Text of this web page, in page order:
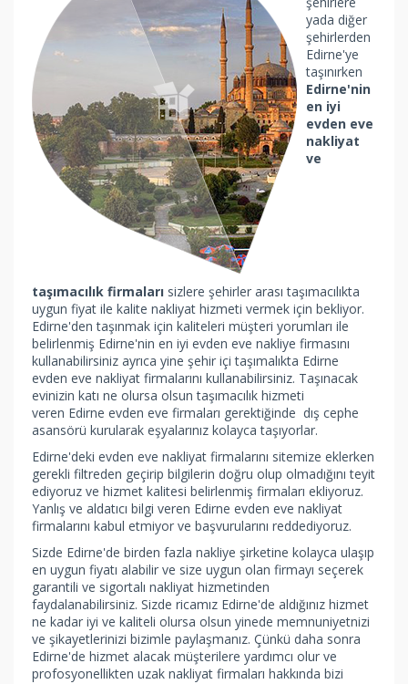
yada diğer
şehirlerden
Edirne'ye
taşınırken
Edirne'nin
en iyi
evden eve
nakliyat
ve
taşımacılık firmaları sizlere şehirler arası taşımacılıkta
uygun fiyat ile kalite nakliyat hizmeti vermek için bekliyor.
Edirne'den taşınmak için kaliteleri müşteri yorumları ile
belirlenmiş Edirne'nin en iyi evden eve nakliye firmasını
kullanabilirsiniz ayrıca yine şehir içi taşımalıkta Edirne
evden eve nakliyat firmalarını kullanabilirsiniz. Taşınacak
evinizin katı ne olursa olsun taşımacılık hizmeti
veren Edirne evden eve firmaları gerektiğinde dış cephe
asansörü kurularak eşyalarınız kolayca taşıyorlar.
Edirne'deki evden eve nakliyat firmalarını sitemize eklerken
gerekli filtreden geçirip bilgilerin doğru olup olmadığını teyit
ediyoruz ve hizmet kalitesi belirlenmiş firmaları ekliyoruz.
Yanlış ve aldatıcı bilgi veren Edirne evden eve nakliyat
firmalarını kabul etmiyor ve başvurularını reddediyoruz.
Sizde Edirne'de birden fazla nakliye şirketine kolayca ulaşıp
en uygun fiyatı alabilir ve size uygun olan firmayı seçerek
garantili ve sigortalı nakliyat hizmetinden
faydalanabilirsiniz. Sizde ricamız Edirne'de aldığınız hizmet
ne kadar iyi ve kaliteli olursa olsun yinede memnuniyetnizi
ve şikayetlerinizi bizimle paylaşmanız. Çünkü daha sonra
Edirne'de hizmet alacak müşterilere yardımcı olur ve
profosyonellikten uzak nakliyat firmaları hakkında bizi